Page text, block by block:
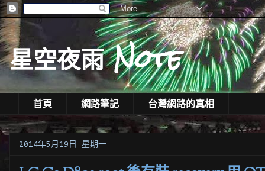
星空夜雨 Note
首頁 網路筆記 台灣網路的真相
2014年5月19日 星期一